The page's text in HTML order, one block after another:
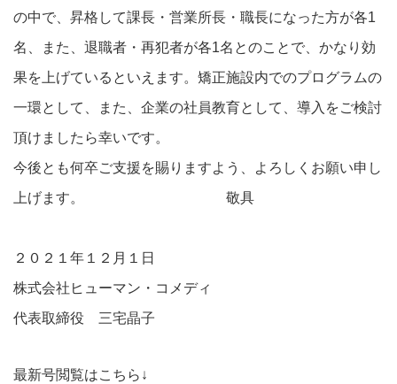
の中で、昇格して課長・営業所長・職長になった方が各1
名、また、退職者・再犯者が各1名とのことで、かなり効
果を上げているといえます。矯正施設内でのプログラムの
一環として、また、企業の社員教育として、導入をご検討
頂けましたら幸いです。
今後とも何卒ご支援を賜りますよう、よろしくお願い申し
上げます。 敬具
２０２１年１２月１日
株式会社ヒューマン・コメディ
代表取締役 三宅晶子
最新号閲覧はこちら↓